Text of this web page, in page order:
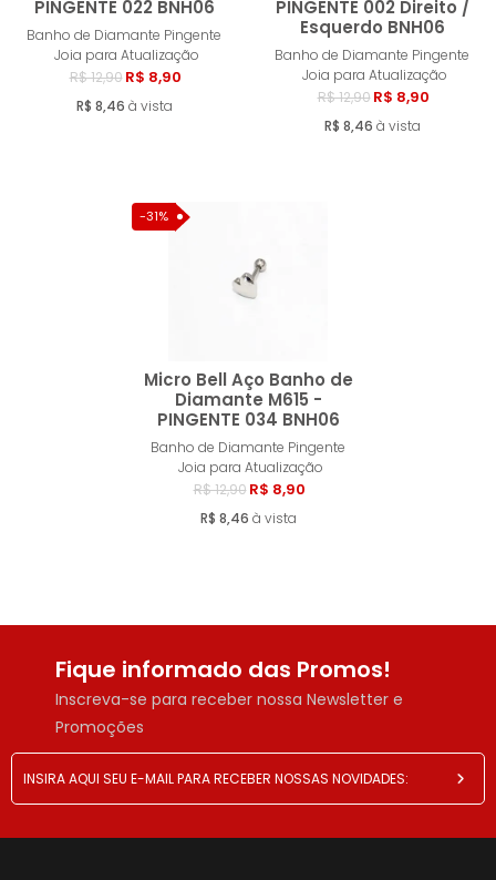
PINGENTE 022 BNH06
Banho de Diamante Pingente
Joia para Atualização
R$ 12,90 R$ 8,90
R$ 8,46 à vista
Comprar
PINGENTE 002 Direito /
Esquerdo BNH06
Banho de Diamante Pingente
Joia para Atualização
R$ 12,90 R$ 8,90
R$ 8,46 à vista
-31%
Micro Bell Aço Banho de
Diamante M615 -
PINGENTE 034 BNH06
Banho de Diamante Pingente
Joia para Atualização
R$ 12,90 R$ 8,90
R$ 8,46 à vista
Comprar
Fique informado das Promos!
Inscreva-se para receber nossa Newsletter e
Promoções